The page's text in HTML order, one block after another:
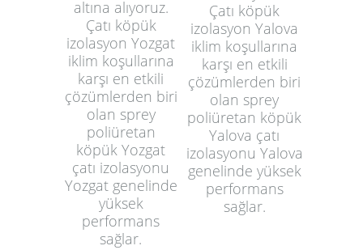
altına alıyoruz.
Çatı köpük
izolasyon Yozgat
iklim koşullarına
karşı en etkili
çözümlerden biri
olan sprey
poliüretan
köpük Yozgat
çatı izolasyonu
Yozgat genelinde
yüksek
performans
sağlar.
Çatı köpük
izolasyon Yalova
iklim koşullarına
karşı en etkili
çözümlerden biri
olan sprey
poliüretan köpük
Yalova çatı
izolasyonu Yalova
genelinde yüksek
performans
sağlar.